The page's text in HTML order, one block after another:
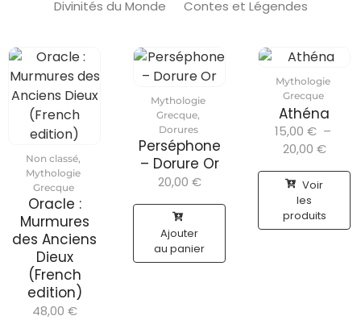
Divinités du Monde
Contes et Légendes
Non classé,
Mythologie
Grecque
Oracle :
Murmures
des Anciens
Dieux
(French
edition)
48,00 €
Mythologie
Grecque,
Dorures
Perséphone
– Dorure Or
20,00 €
Ajouter
au panier
Mythologie
Grecque
Athéna
15,00 € –
20,00 €
Voir
les
produits